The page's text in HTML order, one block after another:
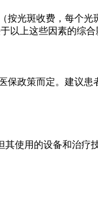
光斑收费，每个
以上这些因素的综合
政策而定。建议
使用的设备和治